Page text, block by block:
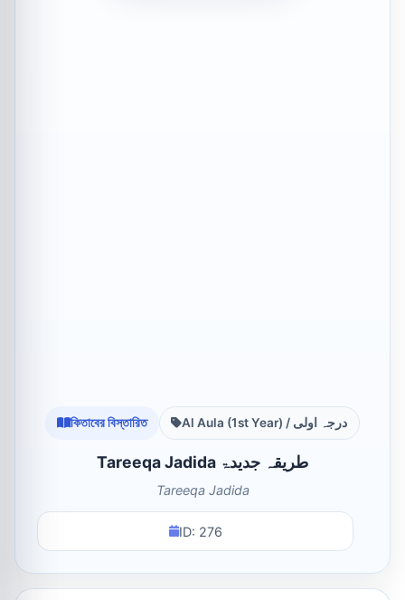
কিতাবের বিস্তারিত Al Aula (1st Year) / درجہ اولی
Tareeqa Jadida طریقہ جدیدۃ
Tareeqa Jadida
ID: 276